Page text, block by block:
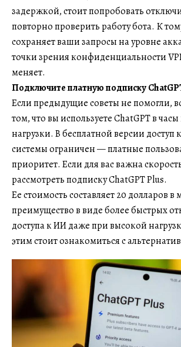
задержкой, стоит попробовать
повторно проверить работу бота. К
сохраняет ваши запросы на уровне
точки зрения конфиденциальности
меняет.
Подключите платную подписку
Если предыдущие советы не помогли,
том, что вы используете ChatGPT в
нагрузки. В бесплатной версии доступ
системы ограничен — платные
приоритет. Если для вас важна
рассмотреть подписку ChatGPT Plus.
Ее стоимость составляет 20 долларов в
преимущество в виде более быстрых
доступа к ИИ даже при высокой
этим стоит ознакомиться с